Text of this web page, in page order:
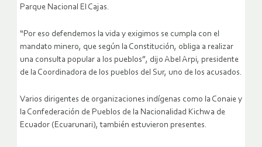
Parque Nacional El Cajas.
“Por eso defendemos la vida y exigimos se cumpla con el
mandato minero, que según la Constitución, obliga a realizar
una consulta popular a los pueblos”, dijo Abel Arpi, presidente
de la Coordinadora de los pueblos del Sur, uno de los acusados.
Varios dirigentes de organizaciones indígenas como la Conaie y
la Confederación de Pueblos de la Nacionalidad Kichwa de
Ecuador (Ecuarunari), también estuvieron presentes.